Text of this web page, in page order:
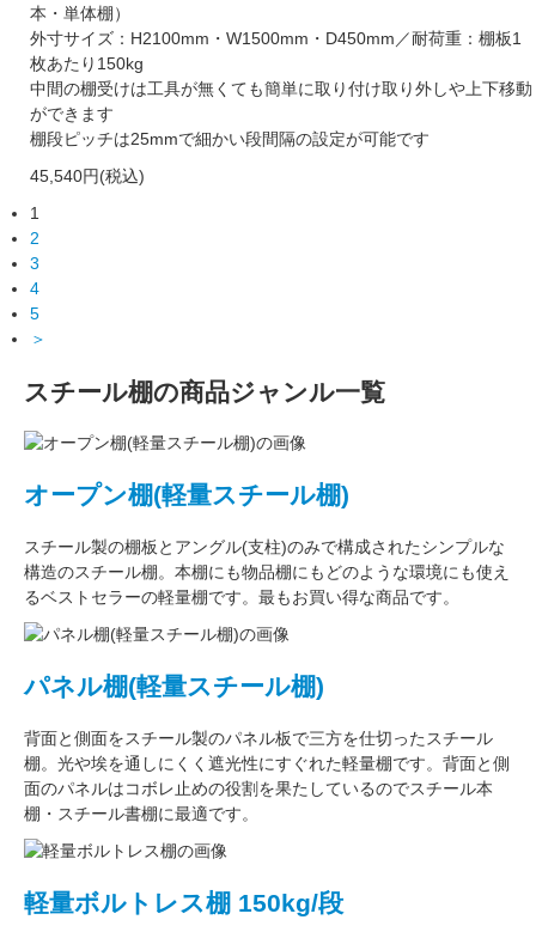
本・単体棚）
外寸サイズ：H2100mm・W1500mm・D450mm／耐荷重：棚板1
枚あたり150kg
中間の棚受けは工具が無くても簡単に取り付け取り外しや上下移動
ができます
棚段ピッチは25mmで細かい段間隔の設定が可能です
45,540円(税込)
1
2
3
4
5
＞
スチール棚の商品ジャンル一覧
オープン棚(軽量スチール棚)
スチール製の棚板 と アングル(支柱)のみで構成されたシンプルな
構造のスチール棚。本棚にも物品棚にもどのような環境にも使え
るベストセラーの軽量棚です。最もお買い得な商品です。
パネル棚(軽量スチール棚)
背面と側面をスチール製のパネル板で三方を仕切った スチール
棚。 光や埃を通しにくく遮光性にすぐれた軽量棚です。背面と側
面のパネルはコボレ止めの役割を果たしているのでスチール本
棚・スチール書棚に最適です。
軽量ボルトレス棚 150kg/段